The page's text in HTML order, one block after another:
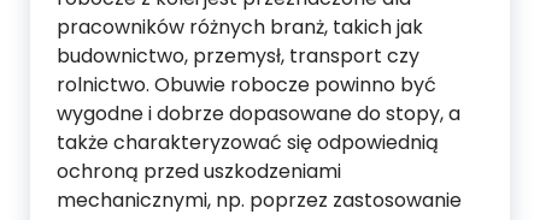
pracowników różnych branż, takich jak
budownictwo, przemysł, transport czy
rolnictwo. Obuwie robocze powinno być
wygodne i dobrze dopasowane do stopy, a
także charakteryzować się odpowiednią
ochroną przed uszkodzeniami
mechanicznymi, np. poprzez zastosowanie